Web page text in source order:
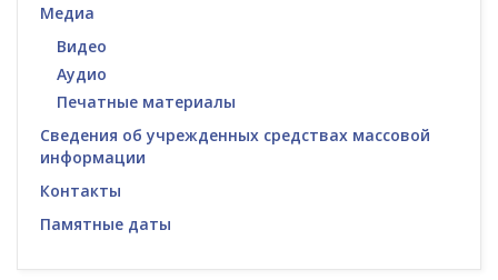
Медиа
Видео
Аудио
Печатные материалы
Сведения об учрежденных средствах массовой
информации
Контакты
Памятные даты